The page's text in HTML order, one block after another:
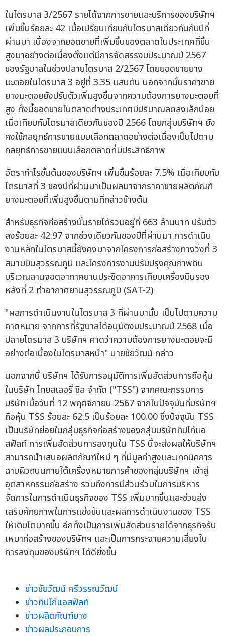
ในไตรมาส 3/2567 รายได้จากการขายและบริการของบริษัทฯ
เพิ่มขึ้นร้อยละ 42 เมื่อเปรียบเทียบกับไตรมาสเดียวกันกับปีที่
ผ่านมา เนื่องจากยอดขายที่เพิ่มขึ้นของตลาดในประเทศที่ขึ้น
สูงมาอย่างต่อเนื่องตั้งแต่มีการจัดสรรงบประมาณปี 2567
ของรัฐบาลในช่วงปลายไตรมาส 2/2567 โดยยอดขายยาง
มะตอยในไตรมาส 3 อยู่ที่ 3.35 แสนตัน นอกจากนั้นราคาขาย
ยางมะตอยยังปรับตัวเพิ่มสูงขึ้นจากความต้องการยางมะตอยที่
สูง ทั้งนี้ยอดขายในตลาดต่างประเทศมีปริมาณลดลงเล็กน้อย
เมื่อเทียบกับไตรมาสเดียวกันของปี 2566 โดยกลุ่มบริษัทฯ ยัง
คงใช้กลยุทธ์การขายแบบเลือกตลาดอย่างต่อเนื่องเป็นไปตาม
กลยุทธ์การขายแบบเลือกตลาดที่มีประสิทธิภาพ
อัตรากำไรขั้นต้นของบริษัทฯ เพิ่มขึ้นร้อยละ 7.5% เมื่อเทียบกับ
ไตรมาสที่ 3 ของปีที่ผ่านมาเป็นผลมาจากราคาขายผลิตภัณฑ์
ยางมะตอยที่เพิ่มสูงขึ้นตามที่กล่าวข้างต้น
สำหรับธุรกิจก่อสร้างนั้นรายได้รวมอยู่ที่ 663 ล้านบาท ปรับตัว
ลงร้อยละ 42.97 จากช่วงเดียวกันของปีที่ผ่านมา การดำเนิน
งานหลักในไตรมาสนี้ยังคงมาจากโครงการก่อสร้างทางวิ่งที่ 3
สนามบินสุวรรณภูมิ และโครงการงานปรับปรุงคุณภาพดิน
บริเวณลานจอดอากาศยานประชิดอาคารเทียบเครื่องบินรอง
หลังที่ 2 ท่าอากาศยานสุวรรณภูมิ (SAT-2)
"ผลการดำเนินงานในไตรมาส 3 ที่ผ่านมานั้น เป็นไปตามความ
คาดหมาย จากการที่รัฐบาลได้อนุมัติงบประมาณปี 2568 เมื่อ
ปลายไตรมาส 3 บริษัทฯ คาดว่าความต้องการยางมะตอยจะมี
อย่างต่อเนื่องในไตรมาสหน้า" นายชัยวัฒน์ กล่าว
นอกจากนี้ บริษัทฯ ได้รับการอนุมัติการเพิ่มสัดส่วนการถือหุ้น
ในบริษัท ไทยสเลอรี่ ซิล จำกัด ("TSS") จากคณะกรรมการ
บริษัทเมื่อวันที่ 12 พฤศจิกายน 2567 จากในปัจจุบันที่บริษัทฯ
ถือหุ้น TSS ร้อยละ 62.5 เป็นร้อยละ 100.00 ซึ่งปัจจุบัน TSS
เป็นบริษัทย่อยในกลุ่มธุรกิจก่อสร้างของกลุ่มบริษัททิปโก้แอ
สฟัลท์ การเพิ่มสัดส่วนการลงทุนใน TSS นี้จะส่งผลให้บริษัทฯ
สามารถนำเสนอผลิตภัณฑ์ใหม่ ๆ ที่มีมูลค่าสูงและเทคนิคการ
ฉาบผิวถนนภายใต้เครื่องหมายการค้าของกลุ่มบริษัทฯ เข้าสู่
อุตสาหกรรมก่อสร้าง รวมถึงการมีส่วนร่วมในการบริหาร
จัดการในการดำเนินธุรกิจของ TSS เพิ่มมากขึ้นและช่วยส่ง
เสริมศักยภาพในการแข่งขันและผลการดำเนินงานของ TSS
ให้เติบโตมากขึ้น อีกทั้งเป็นการเพิ่มสัดส่วนรายได้จากธุรกิจรับ
เหมาก่อสร้างของบริษัทฯ และเป็นการกระจายความเสี่ยงใน
การลงทุนของบริษัทฯ ได้ดียิ่งขึ้น
ข่าวชัยวัฒน์ ศรีวรรณวัฒน์
ข่าวทิปโก้แอสฟัลท์
ข่าวผลิตภัณฑ์ยาง
ข่าวผลประกอบการ